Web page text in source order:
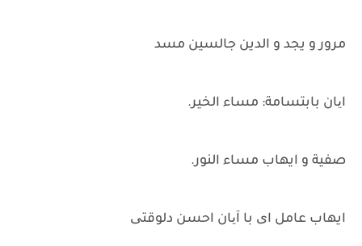
مرور و يجد و الدين جالسين مسد
ایان بابتسامة: مساء الخير.
صفية و ايهاب مساء النور.
ايهاب عامل ای با آیان احسن دلوقتی